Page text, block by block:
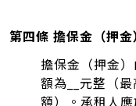
第四條 擔保金（押
擔保金（押金
額為__元整（
額）。承租人